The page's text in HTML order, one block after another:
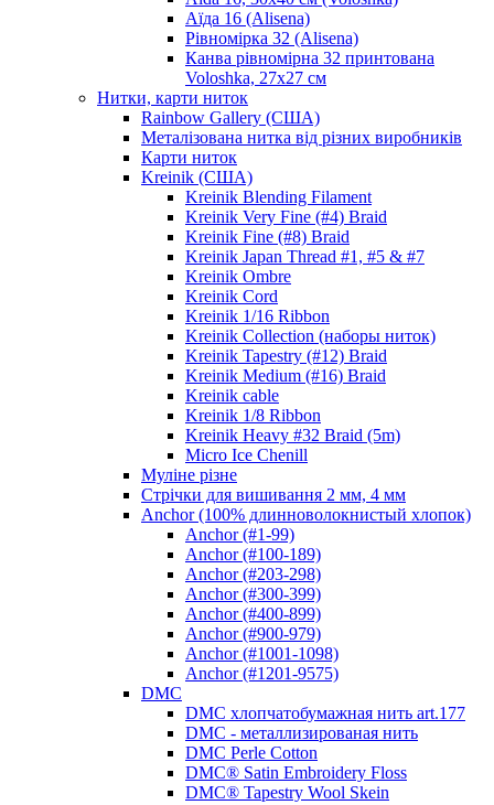
Аїда 16 (Alisena)
Рівномірка 32 (Alisena)
Канва рівномірна 32 принтована
Voloshka, 27х27 см
Нитки, карти ниток
Rainbow Gallery (США)
Металізована нитка від різних виробників
Карти ниток
Kreinik (США)
Kreinik Blending Filament
Kreinik Very Fine (#4) Braid
Kreinik Fine (#8) Braid
Kreinik Japan Thread #1, #5 & #7
Kreinik Ombre
Kreinik Cord
Kreinik 1/16 Ribbon
Kreinik Collection (наборы ниток)
Kreinik Tapestry (#12) Braid
Kreinik Medium (#16) Braid
Kreinik cable
Kreinik 1/8 Ribbon
Kreinik Heavy #32 Braid (5m)
Micro Ice Chenill
Муліне різне
Стрічки для вишивання 2 мм, 4 мм
Anchor (100% длинноволокнистый хлопок)
Anchor (#1-99)
Anchor (#100-189)
Anchor (#203-298)
Anchor (#300-399)
Anchor (#400-899)
Anchor (#900-979)
Anchor (#1001-1098)
Anchor (#1201-9575)
DMC
DMC хлопчатобумажная нить art.177
DMC - металлизированая нить
DMC Perle Cotton
DMC® Satin Embroidery Floss
DMC® Tapestry Wool Skein